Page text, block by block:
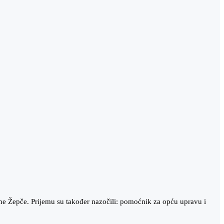
Žepče. Prijemu su također nazočili: pomoćnik za opću upravu i